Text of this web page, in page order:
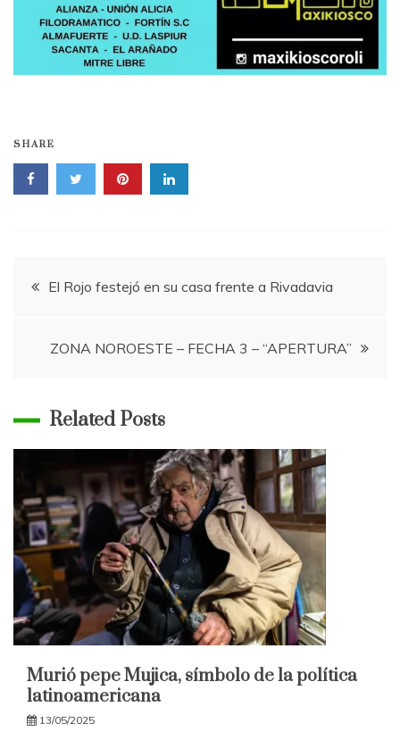
SHARE
Navegación
El Rojo festejó en su casa frente a Rivadavia
ZONA NOROESTE – FECHA 3 – “APERTURA”
Related Posts
Murió pepe Mujica, símbolo de la política
latinoamericana
13/05/2025